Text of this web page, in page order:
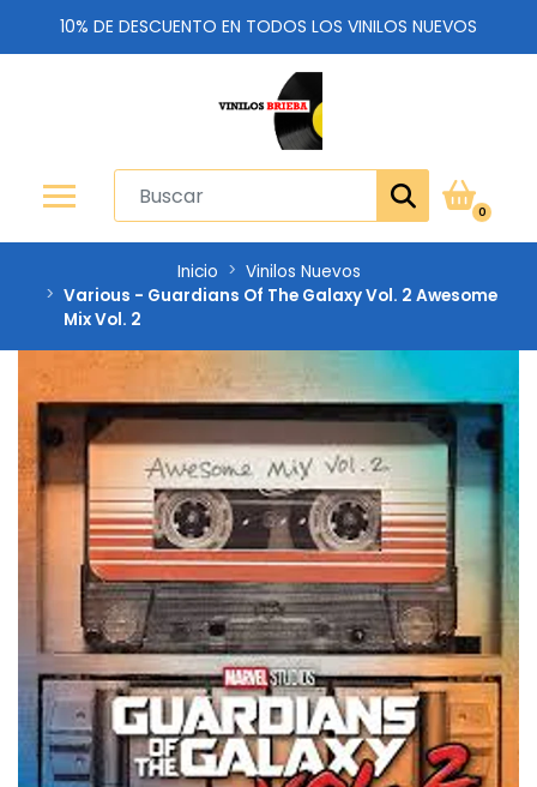
10% DE DESCUENTO EN TODOS LOS VINILOS NUEVOS
0
Inicio
Vinilos Nuevos
Various - Guardians Of The Galaxy Vol. 2 Awesome
Mix Vol. 2